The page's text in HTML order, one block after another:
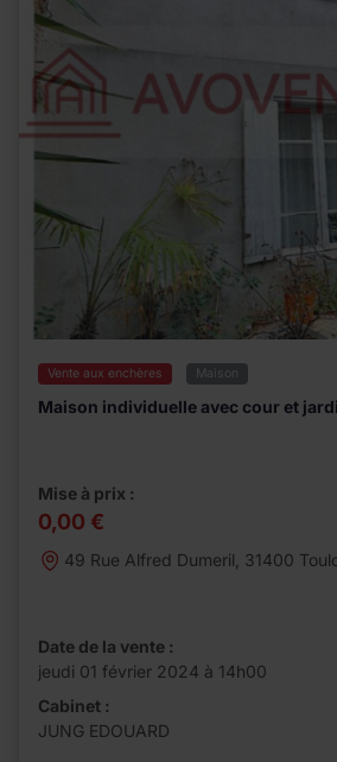
Vente aux enchères Maison
Maison individuelle avec cour et
Mise à prix :
0,00 €
49 Rue Alfred Dumeril, 31400
Date de la vente :
jeudi 01 février 2024 à 14h00
Cabinet :
JUNG EDOUARD